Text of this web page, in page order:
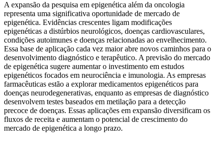
A expansão da pesquisa em epigenética além da oncologia
representa uma significativa oportunidade de mercado de
epigenética. Evidências crescentes ligam modificações
epigenéticas a distúrbios neurológicos, doenças cardiovasculares,
condições autoimunes e doenças relacionadas ao envelhecimento.
Essa base de aplicação cada vez maior abre novos caminhos para o
desenvolvimento diagnóstico e terapêutico. A previsão do mercado
de epigenética sugere aumentar o investimento em estudos
epigenéticos focados em neurociência e imunologia. As empresas
farmacêuticas estão a explorar medicamentos epigenéticos para
doenças neurodegenerativas, enquanto as empresas de diagnóstico
desenvolvem testes baseados em metilação para a detecção
precoce de doenças. Essas aplicações em expansão diversificam os
fluxos de receita e aumentam o potencial de crescimento do
mercado de epigenética a longo prazo.